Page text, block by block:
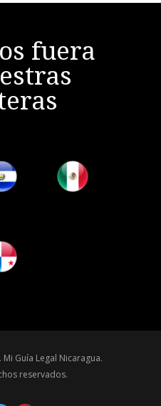
fuera
Mi Guía Legal Nicaragua.
reservados.